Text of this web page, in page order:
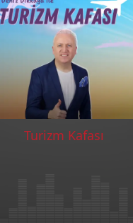
Turizm Kafası